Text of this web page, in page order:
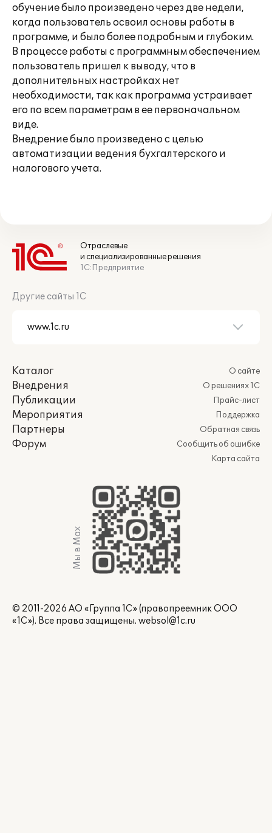
обучение было произведено через две недели,
когда пользователь освоил основы работы в
программе, и было более подробным и глубоким.
В процессе работы с программным обеспечением
пользователь пришел к выводу, что в
дополнительных настройках нет
необходимости, так как программа устраивает
его по всем параметрам в ее первоначальном
виде.
Внедрение было произведено с целью
автоматизации ведения бухгалтерского и
налогового учета.
Отраслевые
и специализированные решения
1С:Предприятие
Другие сайты 1С
Каталог
Внедрения
Публикации
Мероприятия
Партнеры
Форум
О сайте
О решениях 1С
Прайс-лист
Поддержка
Обратная связь
Сообщить об ошибке
Карта сайта
Мы в Max
© 2011-2026 АО «Группа 1С» (правопреемник ООО
«1С»). Все права защищены. websol@1c.ru